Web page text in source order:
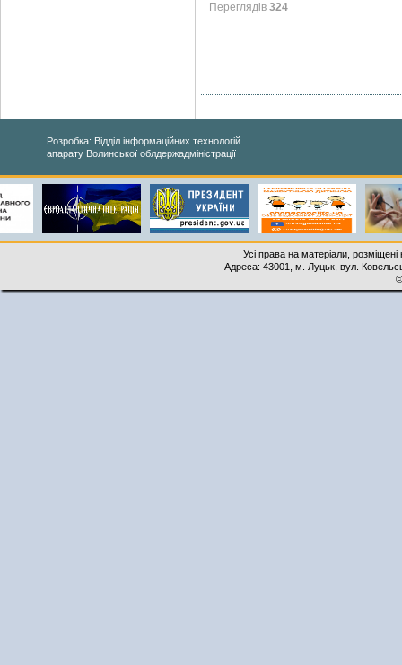
Переглядів 324
Розробка: Відділ інформаційних технологій
апарату Волинської облдержадміністрації
Усі права на матеріали,
Адреса: 43001, м. Луцьк, вул.